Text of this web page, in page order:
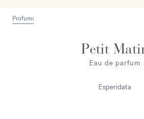
Profumi
Petit
Eau de parfum
Esperidata